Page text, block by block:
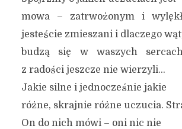
mowa – zatrwożonym i
jesteście zmieszani i dlaczego
budzą się w waszych
z radości jeszcze nie wierzyli…
Jakie silne i jednocześnie jakie
różne, skrajnie różne uczucia.
On do nich mówi – oni nic nie